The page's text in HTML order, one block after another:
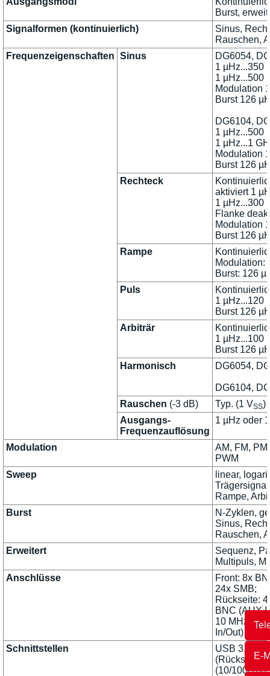
E-
Burst,
Signalformen (kontinuierlich)
Sinus,
Rauschen,
Frequenzeigenschaften Sinus
DG6054,
1 µHz...350
1 µHz...500
Modulation
Burst 126
DG6104,
1 µHz...500
1 µHz...1
Modulation
Burst 126
Rechteck
aktiviert 1
1 µHz...300
Flanke
Modulation
Burst 126
Rampe
Modulation:
Burst: 126
Puls
1 µHz...120
Burst 126
Arbiträr
1 µHz...100
Burst 126
Harmonisch
DG6054,
DG6104,
Rauschen (-3 dB) Typ. (1 VSS)
Ausgangs-
Frequenzauflösung
1 µHz oder
Modulation
AM, FM,
PWM
Sweep
linear,
Rampe,
Burst
N-Zyklen,
Sinus,
Rauschen,
Erweitert
Sequenz,
Multipuls,
Anschlüsse
Front: 8x
24x SMB;
Rückseite:
BNC (AUX
10 MHz Ref
In/Out)
Schnittstellen
USB 3.0
(Rückseite),
(10/100/